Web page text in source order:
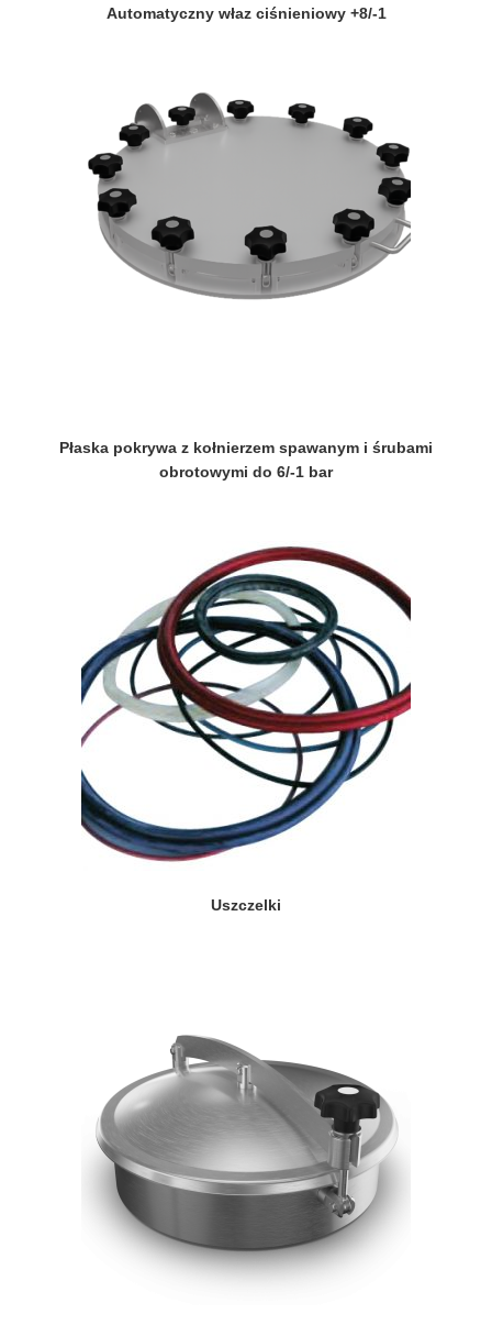
Automatyczny właz ciśnieniowy +8/-1
Płaska pokrywa z kołnierzem spawanym i śrubami
obrotowymi do 6/-1 bar
Uszczelki